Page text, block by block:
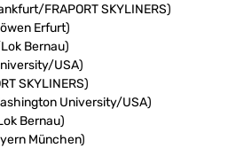
FRAPORT SKYLINERS)
Erfurt)
Bernau)
USA)
SKYLINERS)
University/USA)
Bernau)
München)